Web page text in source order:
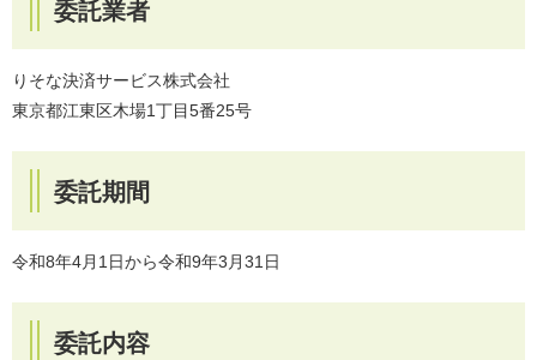
委託業者
​りそな決済サービス株式会社
東京都江東区木場1丁目5番25号
委託期間
​令和8年4月1日から令和9年3月31日
委託内容